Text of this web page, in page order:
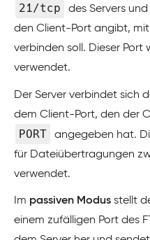
21/tcp
des Servers
den Client-Port angibt,
verbinden soll. Dieser Port
verwendet.
Der Server verbindet sich
dem Client-Port, den der
PORT
angegeben hat.
für Dateiübertragungen
verwendet.
Im passiven Modus stellt
einem zufälligen Port des